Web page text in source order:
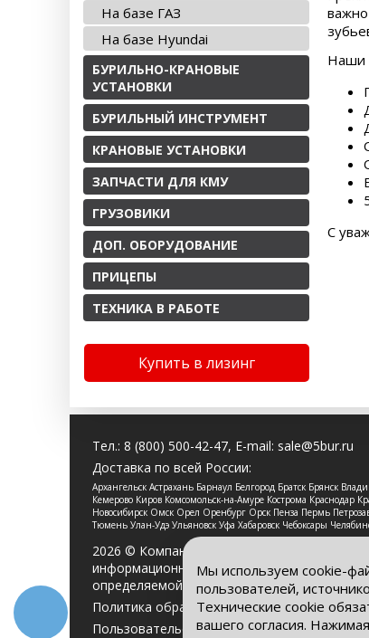
На базе ГАЗ
На базе Hyundai
БУРИЛЬНО-КРАНОВЫЕ
УСТАНОВКИ
БУРИЛЬНЫЙ ИНСТРУМЕНТ
КРАНОВЫЕ УСТАНОВКИ
ЗАПЧАСТИ ДЛЯ КМУ
ГРУЗОВИКИ
ДОП. ОБОРУДОВАНИЕ
ПРИЦЕПЫ
ТЕХНИКА В РАБОТЕ
Купить в лизинг
Наши
С
Тел.: 8 (800) 500-42-47, E-mail: sale@5bur.ru
Доставка по всей России:
Архангельск Астрахань Барнаул Белгород Братск Брянск
Кемерово Киров Комсомольск-на-Амуре Кострома
Новосибирск Омск Орел Оренбург Орск Пенза Пермь
Тюмень Улан-Удэ Ульяновск Уфа Хабаровск Чебоксары
2026 © Компания «Буровые Машины». Все
информационный характер и ни при каких
определяемой положениями Статьи 437
Политика обработки персональных данных
Пользовательское соглашение
Мы используем cookie-
пользователей,
Технические cookie
вашего согласия.